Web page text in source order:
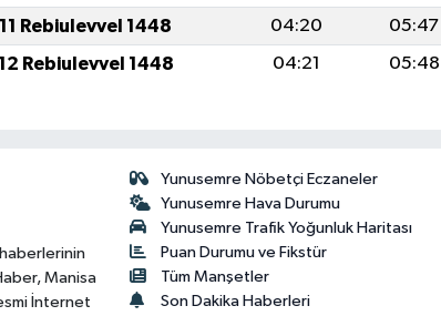
11 Rebiulevvel 1448 04:20 05:47
12 Rebiulevvel 1448 04:21 05:48
Manisa
İnternet
Yunusemre Nöbetçi Eczaneler
Yunusemre Hava Durumu
Yunusemre Trafik Yoğunluk Haritası
Puan Durumu ve Fikstür
Tüm Manşetler
Son Dakika Haberleri